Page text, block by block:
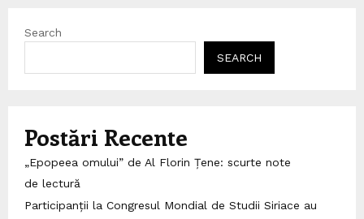
Search
SEARCH
Postări Recente
„Epopeea omului” de Al Florin Țene: scurte note
de lectură
Participanții la Congresul Mondial de Studii Siriace au